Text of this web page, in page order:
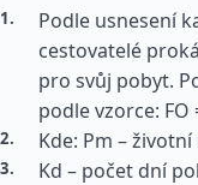
Podle usnesení
cestovatelé
pro svůj pobyt.
podle vzorce: FO
Kde: Pm –
Kd – počet dní